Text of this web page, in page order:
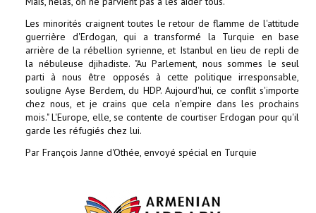
Les minorités craignent toutes le retour de flamme de l'attitude
guerrière d'Erdogan, qui a transformé la Turquie en base
arrière de la rébellion syrienne, et Istanbul en lieu de repli de
la nébuleuse djihadiste. "Au Parlement, nous sommes le seul
parti à nous être opposés à cette politique irresponsable,
souligne Ayse Berdem, du HDP. Aujourd'hui, ce conflit s'importe
chez nous, et je crains que cela n'empire dans les prochains
mois." L'Europe, elle, se contente de courtiser Erdogan pour qu'il
garde les réfugiés chez lui.
Par François Janne d'Othée, envoyé spécial en Turquie